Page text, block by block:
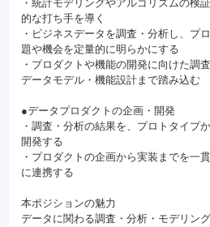
・統計モデリングやアルゴリズムの検
的な打ち手を導く
・ビジネスデータを調査・分析し、プ
題や機会を定量的に明らかにする
・プロダクトや機能の開発に向けた調
データモデル・機能設計まで踏み込む
●データプロダクトの企画・開発
・調査・分析の結果を、プロトタイプ
開発する
・プロダクトの企画から実装までを一
に連携する
本ポジションの魅力
データに関わる調査・分析・モデリン